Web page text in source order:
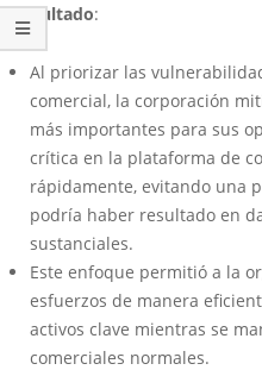
Resultado:
Al priorizar las
comercial, la corporación
más importantes para sus
crítica en la plataforma de
rápidamente, evitando una
podría haber resultado en
sustanciales.
Este enfoque permitió a la
esfuerzos de manera
activos clave mientras se
comerciales normales.